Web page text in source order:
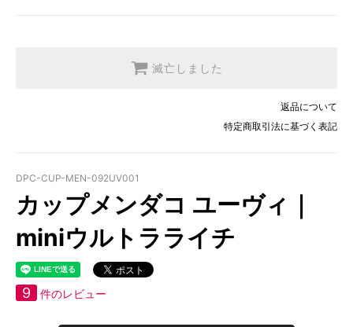
滅亡しました
返品について
特定商取引法に基づく表記
DPC-CUP-MEN-092UV001
カップメンダコ ユーヴィ｜
miniウルトラライチ
9 件のレビュー